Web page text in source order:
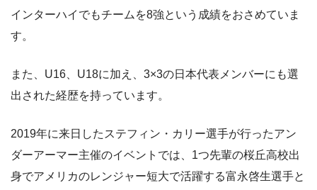
インターハイでもチームを8強という成績をおさめていま
す。
また、U16、U18に加え、3×3の日本代表メンバーにも選
出された経歴を持っています。
2019年に来日したステフィン・カリー選手が行ったアン
ダーアーマー主催のイベントでは、1つ先輩の桜丘高校出
身でアメリカのレンジャー短大で活躍する富永啓生選手と